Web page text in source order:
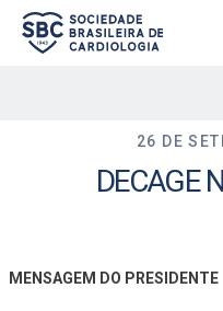
26 DE
DECAGE
MENSAGEM DO PRESIDENTE